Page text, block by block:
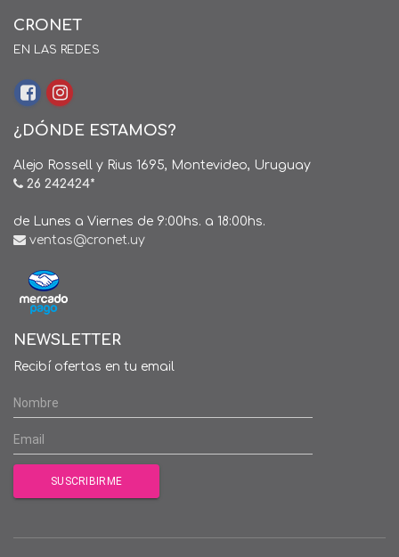
CRONET
EN LAS REDES
¿DÓNDE ESTAMOS?
Alejo Rossell y Rius 1695, Montevideo, Uruguay
26 242424*
de Lunes a Viernes de 9:00hs. a 18:00hs.
ventas@cronet.uy
NEWSLETTER
Recibí ofertas en tu email